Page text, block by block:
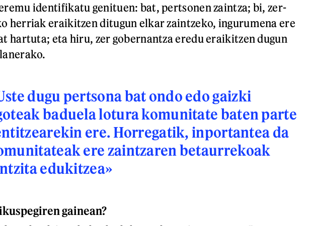
identifikatu genituen: bat, pertsonen zaintza; bi, zer-
herriak eraikitzen ditugun elkar zaintzeko, ingurumena ere
hartuta; eta hiru, zer gobernantza eredu eraikitzen dugun
dugu pertsona bat ondo edo gaizki
baduela lotura komunitate baten parte
ere. Horregatik, inportantea da
ere zaintzaren betaurrekoak
edukitzea»
gainean?